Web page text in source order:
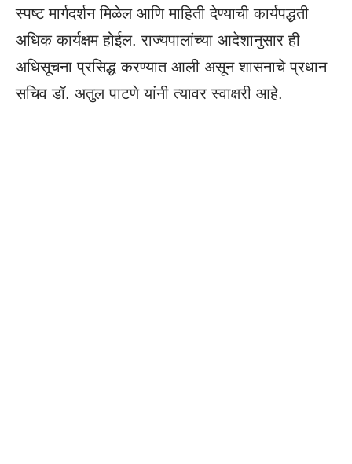
स्पष्ट मार्गदर्शन मिळेल आणि माहिती देण्याची कार्यपद्धती
अधिक कार्यक्षम होईल. राज्यपालांच्या आदेशानुसार ही
अधिसूचना प्रसिद्ध करण्यात आली असून शासनाचे प्रधान
सचिव डॉ. अतुल पाटणे यांनी त्यावर स्वाक्षरी आहे.